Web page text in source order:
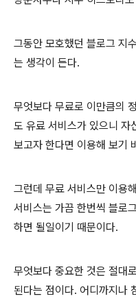
그동안 모호했던 블로그 지
는 생각이 든다.
무엇보다 무료로 이만큼의
도 유료 서비스가 있으니 자
보고자 한다면 이용해 보기
그런데 무료 서비스만 이용
서비스는 가끔 한번씩 블로
하면 될일이기 때문이다.
무엇보다 중요한 것은 절대
된다는 점이다. 어디까지나